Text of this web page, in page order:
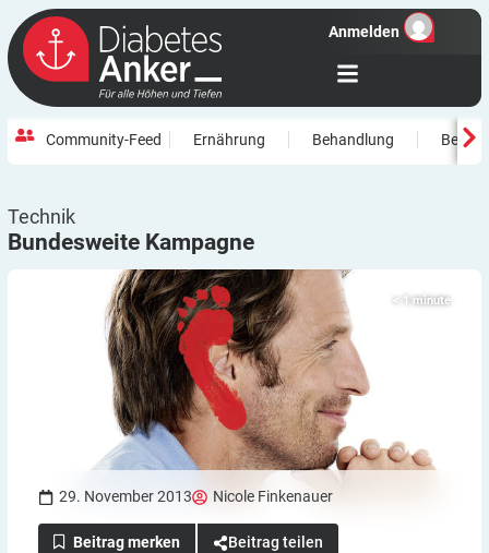
Anmelden
Community-Feed Ernährung Behandlung
Technik
Bundesweite Kampagne
< 1 minute
29. November 2013 Nicole Finkenauer
Beitrag teilen